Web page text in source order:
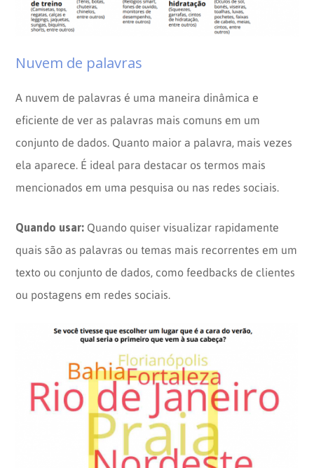
Nuvem de palavras
A nuvem de palavras é uma maneira dinâmica e
eficiente de ver as palavras mais comuns em um
conjunto de dados. Quanto maior a palavra, mais vezes
ela aparece. É ideal para destacar os termos mais
mencionados em uma pesquisa ou nas redes sociais.
Quando usar: Quando quiser visualizar rapidamente
quais são as palavras ou temas mais recorrentes em um
texto ou conjunto de dados, como feedbacks de clientes
ou postagens em redes sociais.